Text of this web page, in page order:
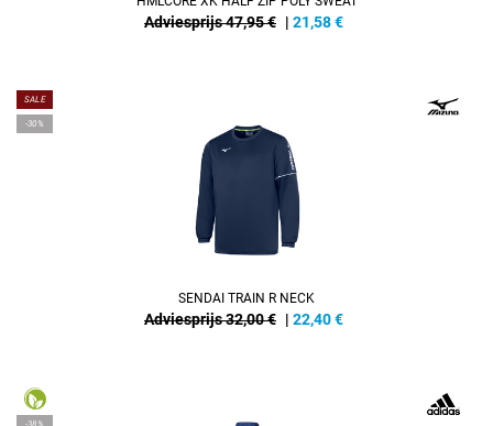
Adviesprijs 47,95 € | 21,58€
SALE
-30%
SENDAI TRAIN R NECK
Adviesprijs 32,00 € | 22,40€
-38%